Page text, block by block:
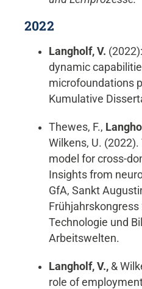
2022
Langholf, V.
dynamic
microfoundations
Kumulative
Thewes, F.,
Wilkens, U.
model for cross-
Insights from
GfA, Sankt
Technologie und
Arbeitswelten.
Langholf, V., &
role of